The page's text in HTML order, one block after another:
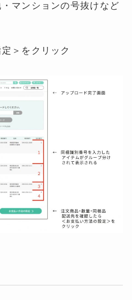
マンションの号抜けなど
＞をクリック